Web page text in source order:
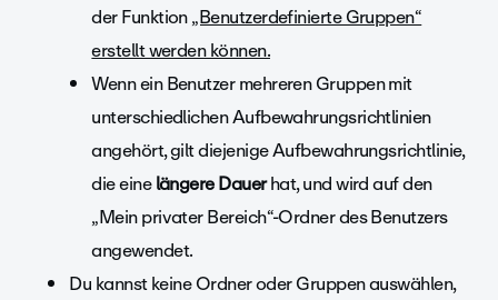
der Funktion„Benutzerdefinierte Gruppen“
erstellt werden können.
Wenn ein Benutzer mehreren Gruppen mit
unterschiedlichen Aufbewahrungsrichtlinien
angehört, gilt diejenige Aufbewahrungsrichtlinie,
die einelängere Dauerhat, und wird auf den
„Mein privater Bereich“-Ordner des Benutzers
angewendet.
Du kannst keine Ordner oder Gruppen auswählen,